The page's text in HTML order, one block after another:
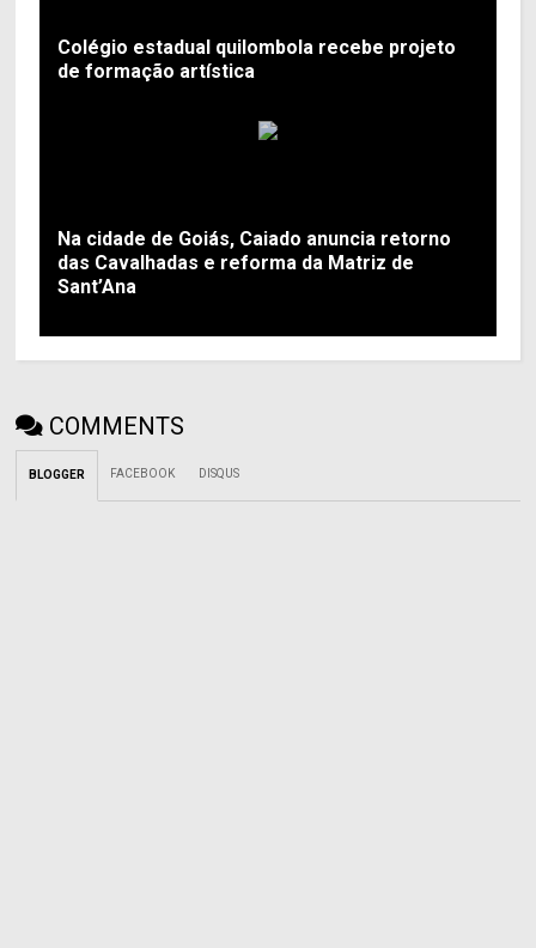
Colégio estadual quilombola recebe projeto
de formação artística
Na cidade de Goiás, Caiado anuncia retorno
das Cavalhadas e reforma da Matriz de
Sant’Ana
COMMENTS
BLOGGER FACEBOOK DISQUS